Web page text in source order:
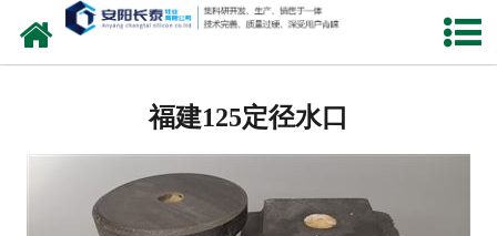
网站首页
福建定径水口
福建125定径水口